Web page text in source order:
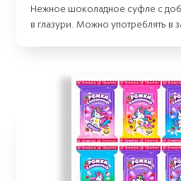
Нежное шоколадное суфле с
в глазури. Можно употреблять